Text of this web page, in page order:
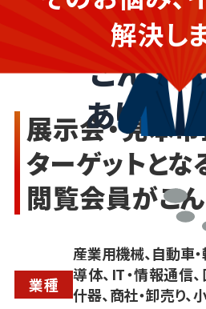
展示会・見本市
こんな
ありま
解決し
展示会・見本
ターゲットとな
閲覧会員がこ
業種
産業用機械、自動車
導体、IT・情報通信
什器、商社・卸売り、